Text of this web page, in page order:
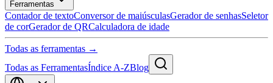
Ferramentas
Contador de textoConversor de maiúsculasGerador de senhasSeletor
de corGerador de QRCalculadora de idade
Todas as ferramentas →
Todas as FerramentasÍndice A-ZBlog